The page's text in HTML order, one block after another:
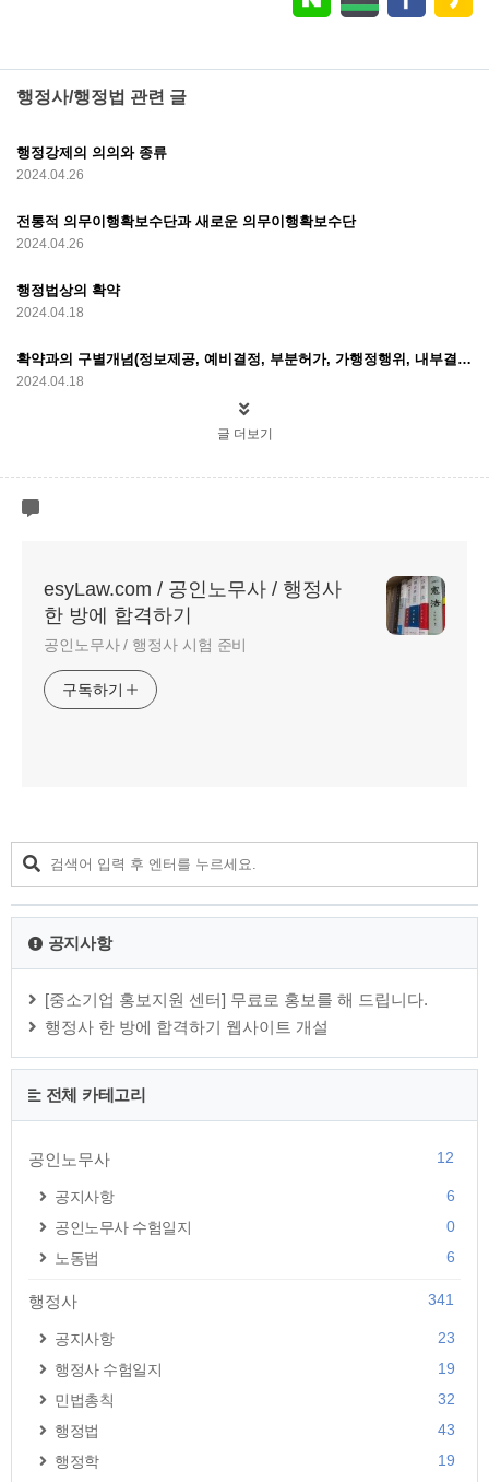
행정사/행정법 관련 글
행정강제의 의의와 종류
2024.04.26
전통적 의무이행확보수단과 새로운 의무이행확보수단
2024.04.26
행정법상의 확약
2024.04.18
확약과의 구별개념(정보제공, 예비결정, 부분허가, 가행정행위, 내부결정)
2024.04.18
글 더보기
esyLaw.com / 공인노무사 / 행정사
한 방에 합격하기
공인노무사 / 행정사 시험 준비
구독하기
공지사항
[중소기업 홍보지원 센터] 무료로 홍보를 해 드립니다.
행정사 한 방에 합격하기 웹사이트 개설
전체 카테고리
공인노무사 12
공지사항
6
공인노무사 수험일지
0
노동법
6
행정사 341
공지사항
23
행정사 수험일지
19
민법총칙
32
행정법
43
행정학
19